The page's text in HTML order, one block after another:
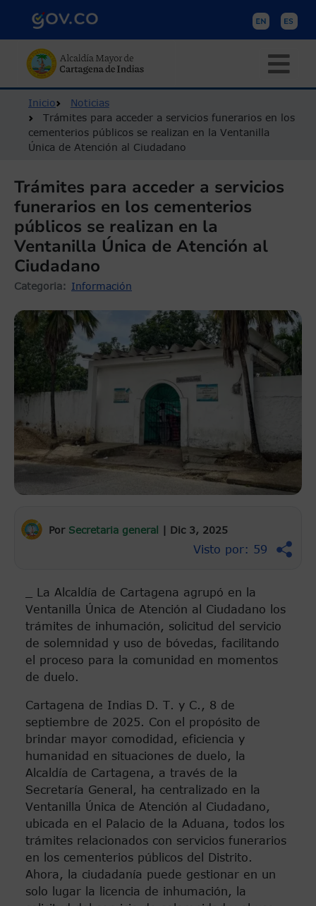
Ruta de navegación
Inicio
Noticias
Trámites para acceder a servicios funerarios en los
cementerios públicos se realizan en la Ventanilla
Única de Atención al Ciudadano
Trámites para acceder a servicios
funerarios en los cementerios
públicos se realizan en la
Ventanilla Única de Atención al
Ciudadano
Categoria Información
Por Secretaria general | Dic 3, 2025
Visto por: 59
_ La Alcaldía de Cartagena agrupó en la
Ventanilla Única de Atención al Ciudadano los
trámites de inhumación, solicitud del servicio
de solemnidad y uso de bóvedas, facilitando
el proceso para la comunidad en momentos
de duelo.
Cartagena de Indias D. T. y C., 8 de
septiembre de 2025. Con el propósito de
brindar mayor comodidad, eficiencia y
humanidad en situaciones de duelo, la
Alcaldía de Cartagena, a través de la
Secretaría General, ha centralizado en la
Ventanilla Única de Atención al Ciudadano,
ubicada en el Palacio de la Aduana, todos los
trámites relacionados con servicios funerarios
en los cementerios públicos del Distrito.
Ahora, la ciudadanía puede gestionar en un
solo lugar la licencia de inhumación, la